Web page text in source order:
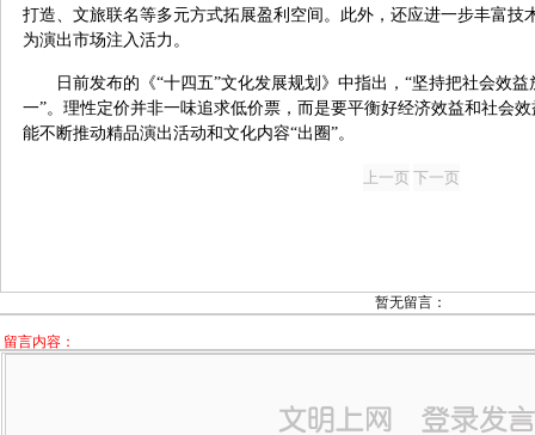
打造、文旅联名等多元方式拓展盈利空间。此外，还应进一步丰富技
为演出市场注入活力。
日前发布的《“十四五”文化发展规划》中指出，“坚持把社会效
一”。理性定价并非一味追求低价票，而是要平衡好经济效益和社会
能不断推动精品演出活动和文化内容“出圈”。
暂无留言：
留言内容：